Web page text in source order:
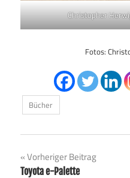
Christopher
Fotos:
Bücher
Vorheriger Beitrag
Toyota e-Palette